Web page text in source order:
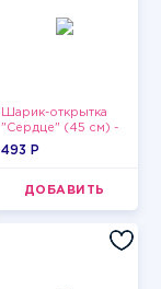
Шарик-открытка
"Сердце" (45 см) -
2
493 P
ДОБАВИТЬ